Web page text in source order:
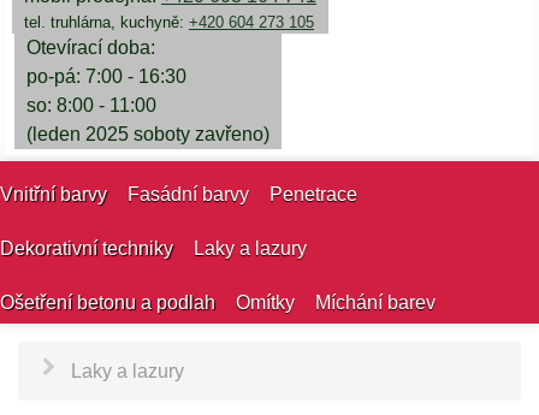
tel. truhlárna, kuchyně: +420 604 273 105
Otevírací doba:
po-pá: 7:00 - 16:30
so: 8:00 - 11:00
(leden 2025 soboty zavřeno)
Vnitřní barvy Fasádní barvy Penetrace
Dekorativní techniky Laky a lazury
Ošetření betonu a podlah Omítky Míchání barev
Laky a lazury